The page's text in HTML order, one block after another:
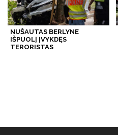
NUŠAUTAS BERLYNE
IŠPUOLĮ ĮVYKDĘS
TERORISTAS